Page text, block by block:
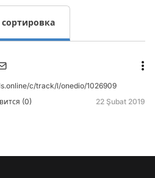
c/track/l/onedio/1026909
(0) 22 Şubat 2019